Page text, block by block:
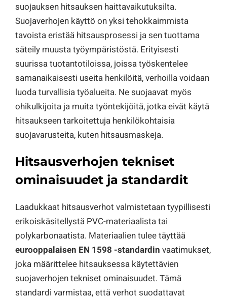
suojauksen hitsauksen haittavaikutuksilta.
Suojaverhojen käyttö on yksi tehokkaimmista
tavoista eristää hitsausprosessi ja sen tuottama
säteily muusta työympäristöstä. Erityisesti
suurissa tuotantotiloissa, joissa työskentelee
samanaikaisesti useita henkilöitä, verhoilla voidaan
luoda turvallisia työalueita. Ne suojaavat myös
ohikulkijoita ja muita työntekijöitä, jotka eivät käytä
hitsaukseen tarkoitettuja henkilökohtaisia
suojavarusteita, kuten hitsausmaskeja.
Hitsausverhojen tekniset
ominaisuudet ja standardit
Laadukkaat hitsausverhot valmistetaan tyypillisesti
erikoiskäsitellystä PVC-materiaalista tai
polykarbonaatista. Materiaalien tulee täyttää
eurooppalaisen EN 1598 -standardin vaatimukset,
joka määrittelee hitsauksessa käytettävien
suojaverhojen tekniset ominaisuudet. Tämä
standardi varmistaa, että verhot suodattavat